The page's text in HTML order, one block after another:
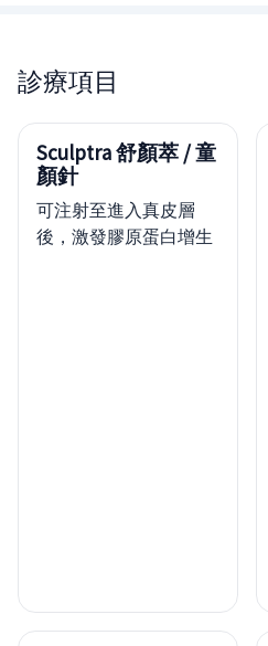
診療項目
Sculptra 舒顏萃 / 童
顏針
可注射至進入真皮層
後，激發膠原蛋白增生